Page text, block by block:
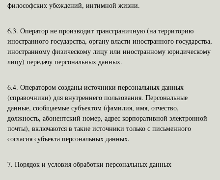
философских убеждений, интимной жизни.
6.3. Оператор не производит трансграничную (на территорию
иностранного государства, органу власти иностранного государства,
иностранному физическому лицу или иностранному юридическому
лицу) передачу персональных данных.
6.4. Оператором созданы источники персональных данных
(справочники) для внутреннего пользования. Персональные
данные, сообщаемые субъектом (фамилия, имя, отчество,
должность, абонентский номер, адрес корпоративной электронной
почты), включаются в такие источники только с письменного
согласия субъекта персональных данных.
7. Порядок и условия обработки персональных данных